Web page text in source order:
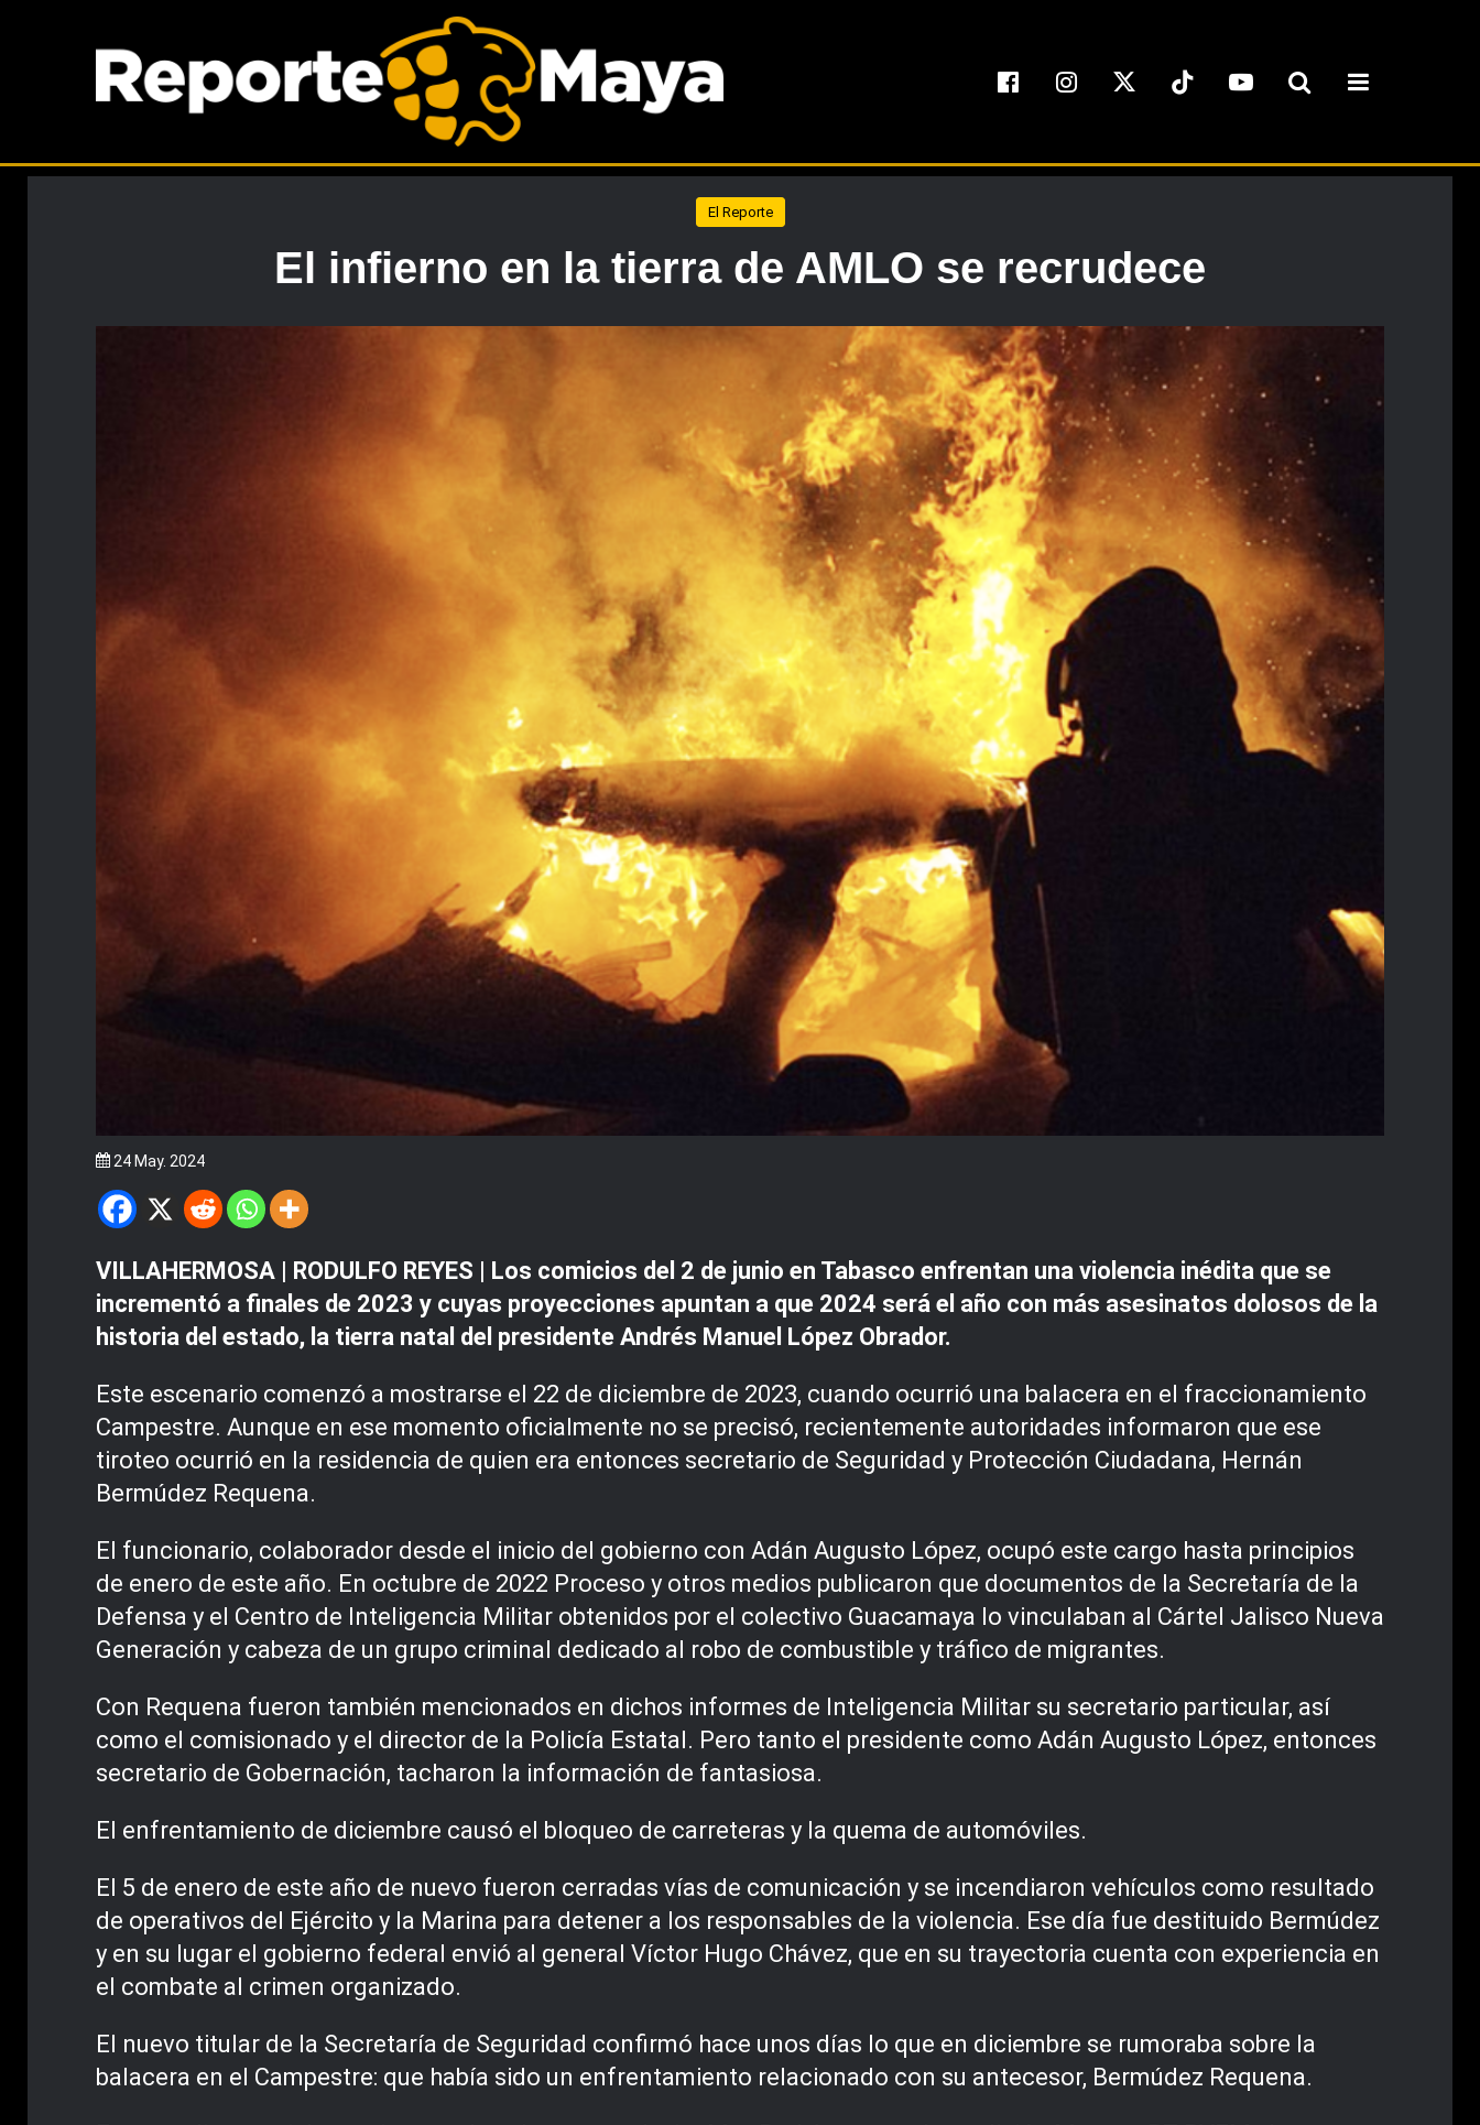
El Reporte
El infierno en la tierra de AMLO se recrudece
24 May. 2024
VILLAHERMOSA | RODULFO REYES | Los comicios del 2 de junio en Tabasco enfrentan una violencia inédita que se
incrementó a finales de 2023 y cuyas proyecciones apuntan a que 2024 será el año con más asesinatos dolosos de la
historia del estado, la tierra natal del presidente Andrés Manuel López Obrador.
Este escenario comenzó a mostrarse el 22 de diciembre de 2023, cuando ocurrió una balacera en el fraccionamiento
Campestre. Aunque en ese momento oficialmente no se precisó, recientemente autoridades informaron que ese
tiroteo ocurrió en la residencia de quien era entonces secretario de Seguridad y Protección Ciudadana, Hernán
Bermúdez Requena.
El funcionario, colaborador desde el inicio del gobierno con Adán Augusto López, ocupó este cargo hasta principios
de enero de este año. En octubre de 2022 Proceso y otros medios publicaron que documentos de la Secretaría de la
Defensa y el Centro de Inteligencia Militar obtenidos por el colectivo Guacamaya lo vinculaban al Cártel Jalisco Nueva
Generación y cabeza de un grupo criminal dedicado al robo de combustible y tráfico de migrantes.
Con Requena fueron también mencionados en dichos informes de Inteligencia Militar su secretario particular, así
como el comisionado y el director de la Policía Estatal. Pero tanto el presidente como Adán Augusto López, entonces
secretario de Gobernación, tacharon la información de fantasiosa.
El enfrentamiento de diciembre causó el bloqueo de carreteras y la quema de automóviles.
El 5 de enero de este año de nuevo fueron cerradas vías de comunicación y se incendiaron vehículos como resultado
de operativos del Ejército y la Marina para detener a los responsables de la violencia. Ese día fue destituido Bermúdez
y en su lugar el gobierno federal envió al general Víctor Hugo Chávez, que en su trayectoria cuenta con experiencia en
el combate al crimen organizado.
El nuevo titular de la Secretaría de Seguridad confirmó hace unos días lo que en diciembre se rumoraba sobre la
balacera en el Campestre: que había sido un enfrentamiento relacionado con su antecesor, Bermúdez Requena.